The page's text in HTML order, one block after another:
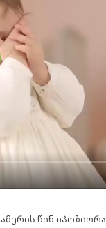
წინ იპოზიორა